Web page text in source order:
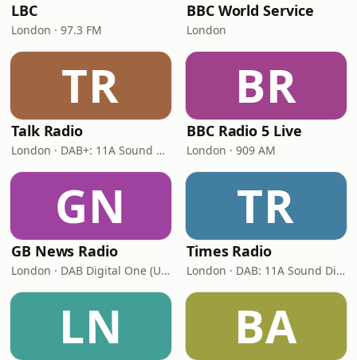
LBC
London · 97.3 FM
BBC World Service
London
TR
Talk Radio
London · DAB+: 11A Sound Digital
BR
BBC Radio 5 Live
London · 909 AM
GN
GB News Radio
London · DAB Digital One (UK)
TR
Times Radio
London · DAB: 11A Sound Digital
LN BA